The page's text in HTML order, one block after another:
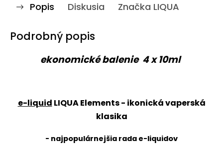
Popis Diskusia Značka LIQUA
Podrobný popis
ekonomické balenie 4 x 10ml
e-liquid LIQUA Elements- ikonická vaperská
klasika
- najpopulárnejšia rada e-liquidov